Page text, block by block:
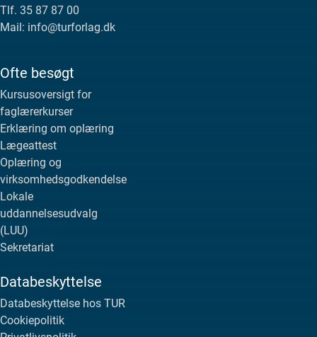
Tlf. 35 87 87 00
Mail: info@turforlag.dk
Ofte besøgt
Kursusoversigt for
faglærerkurser
Erklæring om oplæring
Lægeattest
Oplæring og
virksomhedsgodkendelse
Lokale
uddannelsesudvalg
(LUU)
Sekretariat
Databeskyttelse
Databeskyttelse hos TUR
Cookiepolitik